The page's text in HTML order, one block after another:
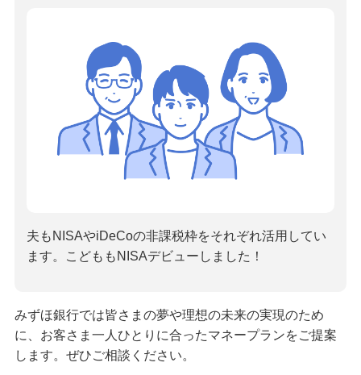
夫もNISAやiDeCoの非課税枠をそれぞれ活用してい
ます。こどももNISAデビューしました！
みずほ銀行では皆さまの夢や理想の未来の実現のため
に、お客さま一人ひとりに合ったマネープランをご提案
します。ぜひご相談ください。